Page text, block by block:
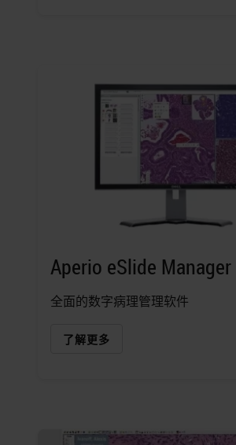
Aperio eSlide Manager
全面的数字病理管理软件
了解更多